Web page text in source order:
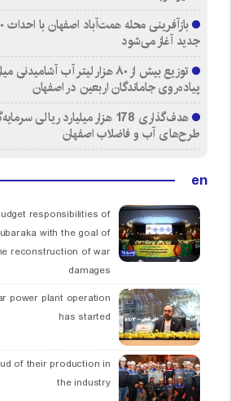
جدید آغاز می‌شود
توزیع بیش از ۸۰ هزار لیتر آب
پیاده‌روی جاماندگان اربعین در اصفهان
هدف‌گذاری 178 هزار میلیارد
طرح‌های آب و فاضلاب اصفهان
en
responsibilities of
with the goal of
reconstruction of war
damages
power plant operation
has started
of their production in
the industry